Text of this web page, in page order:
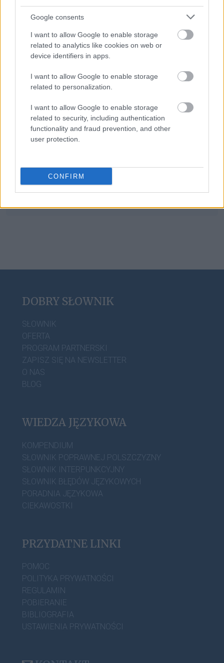
Google consents
I want to allow Google to enable storage
related to analytics like cookies on web or
device identifiers in apps.
I want to allow Google to enable storage
related to personalization.
I want to allow Google to enable storage
related to security, including authentication
functionality and fraud prevention, and other
user protection.
CONFIRM
alawita
asterysk
magnificencja
wałczyć
DOBRY SŁOWNIK
SŁOWNIK
OFERTA
PROGRAM PARTNERSKI
ZAPISZ SIĘ NA NEWSLETTER
O NAS
BLOG
WIEDZA JĘZYKOWA
KOMPENDIUM
SŁOWNIK POPRAWNEJ POLSZCZYZNY
SŁOWNIK INTERPUNKCYJNY
SŁOWNIK BŁĘDÓW JĘZYKOWYCH
PORADNIA JĘZYKOWA
CIEKAWOSTKI
PRZYDATNE LINKI
POMOC
POLITYKA PRYWATNOŚCI
REGULAMIN
POBIERANIE
BIBLIOGRAFIA
USTAWIENIA PRYWATNOŚCI